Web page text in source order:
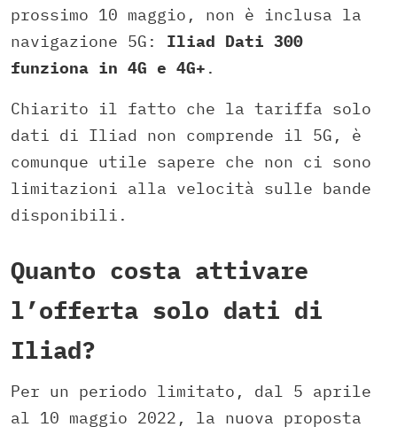
prossimo 10 maggio, non è inclusa la
navigazione 5G: Iliad Dati 300
funziona in 4G e 4G+ .
Chiarito il fatto che la tariffa solo
dati di Iliad non comprende il 5G, è
comunque utile sapere che non ci sono
limitazioni alla velocità sulle bande
disponibili.
Quanto costa attivare
l’offerta solo dati di
Iliad?
Per un periodo limitato, dal 5 aprile
al 10 maggio 2022, la nuova proposta